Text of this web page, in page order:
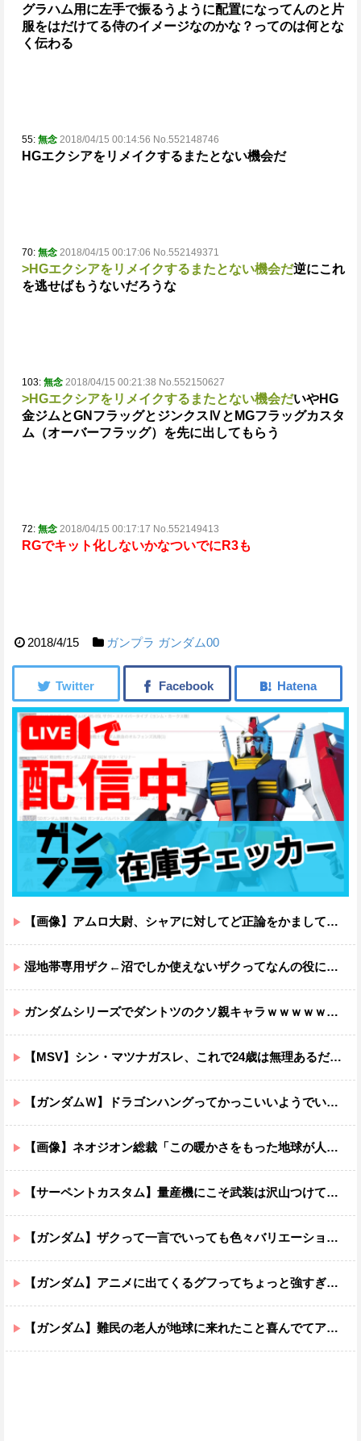
グラハム用に左手で振るうように配置になってんのと 片
服をはだけてる侍のイメージなのかな？ってのは何とな
く伝わる
55: 無念 2018/04/15 00:14:56 No.552148746
HGエクシアをリメイクするまたとない機会だ
70: 無念 2018/04/15 00:17:06 No.552149371
>HGエクシアをリメイクするまたとない機会だ逆にこれ
を逃せばもうないだろうな
103: 無念 2018/04/15 00:21:38 No.552150627
>HGエクシアをリメイクするまたとない機会だいやHG
金ジムとGNフラッグとジンクスⅣとMGフラッグカスタ
ム（オーバーフラッグ）を先に出してもらう
72: 無念 2018/04/15 00:17:17 No.552149413
RGでキット化しないかなついでにR3も
2018/4/15 ガンプラ ガンダム00
【画像】アムロ大尉、シャアに対してど正論をかましてしまうｗｗｗｗｗｗｗｗｗｗ
湿地帯専用ザク←沼でしか使えないザクってなんの役に立つ設定なんだ？
ガンダムシリーズでダントツのクソ親キャラｗｗｗｗｗｗｗｗｗｗｗｗ
【MSV】シン・マツナガスレ、これで24歳は無理あるだろ…
【ガンダムＷ】ドラゴンハングってかっこいいようでいて実は全然かっこよくないのでは？
【画像】ネオジオン総裁「この暖かさをもった地球が人間さえ破壊するんだ（汗だく）」
【サーペントカスタム】量産機にこそ武装は沢山つけてほしいよね
【ガンダム】ザクって一言でいっても色々バリエーションがあるよね
【ガンダム】アニメに出てくるグフってちょっと強すぎじゃない？
【ガンダム】難民の老人が地球に来れたこと喜んでてアレ？連邦もやってることヤバくない？ってなる